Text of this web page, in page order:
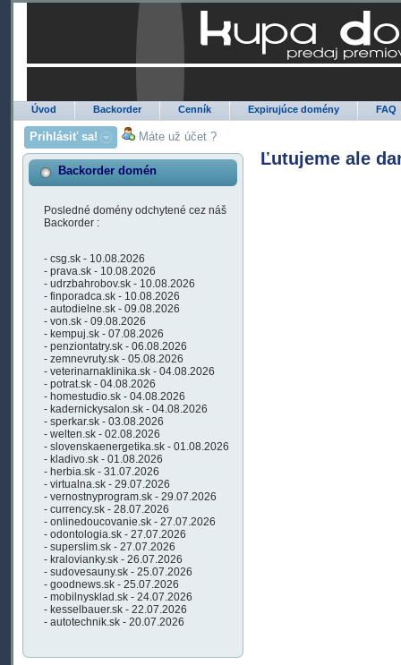
Úvod Backorder Cenník Expirujúce domény FAQ
Prihlásiť sa! Máte už účet ?
Backorder domén
Posledné domény odchytené cez náš
Backorder :
- csg.sk - 10.08.2026
- prava.sk - 10.08.2026
- udrzbahrobov.sk - 10.08.2026
- finporadca.sk - 10.08.2026
- autodielne.sk - 09.08.2026
- von.sk - 09.08.2026
- kempuj.sk - 07.08.2026
- penziontatry.sk - 06.08.2026
- zemnevruty.sk - 05.08.2026
- veterinarnaklinika.sk - 04.08.2026
- potrat.sk - 04.08.2026
- homestudio.sk - 04.08.2026
- kadernickysalon.sk - 04.08.2026
- sperkar.sk - 03.08.2026
- welten.sk - 02.08.2026
- slovenskaenergetika.sk - 01.08.2026
- kladivo.sk - 01.08.2026
- herbia.sk - 31.07.2026
- virtualna.sk - 29.07.2026
- vernostnyprogram.sk - 29.07.2026
- currency.sk - 28.07.2026
- onlinedoucovanie.sk - 27.07.2026
- odontologia.sk - 27.07.2026
- superslim.sk - 27.07.2026
- kralovianky.sk - 26.07.2026
- sudovesauny.sk - 25.07.2026
- goodnews.sk - 25.07.2026
- mobilnysklad.sk - 24.07.2026
- kesselbauer.sk - 22.07.2026
- autotechnik.sk - 20.07.2026
Ľutujeme ale